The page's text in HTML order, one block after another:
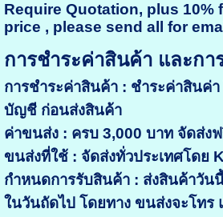
Require Quotation, plus 10%
price , please send all for
การชำระค่าสินค้า และกา
การชำระค่าสินค้า : ชำระค่าสินค่า
บัญชี ก่อนส่งสินค้า
ค่าขนส่ง : ครบ 3,000 บาท จัดส่ง
ขนส่งที่ใช้ : จัดส่งทั่วประเทศโดย
กำหนดการรับสินค้า : ส่งสินค้าวัน
ในวันถัดไป โดยทาง ขนส่งจะโทร